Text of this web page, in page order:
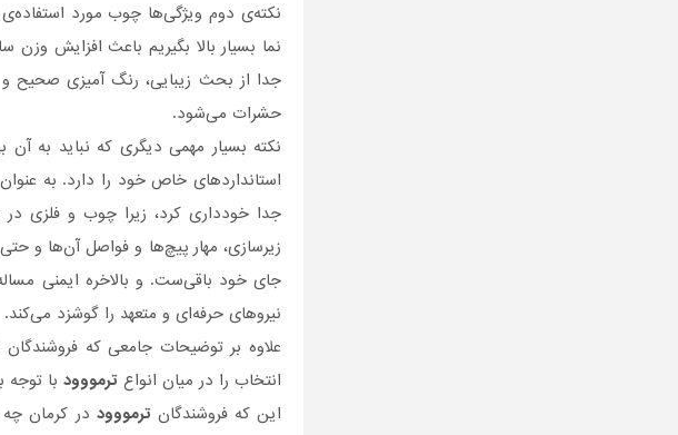
نکته‌ی دوم ویژگی‌ها چوب مورد
نما بسیار بالا بگیریم باعث افزایش
جدا از بحث زیبایی، رنگ آمیزی صحیح
حشرات می‌شود.
نکته بسیار مهمی دیگری که نباید
استانداردهای خاص خود را دارد. به
جدا خودداری کرد، زیرا چوب و فلزی
زیرسازی، مهار پیچ‌ها و فواصل آن‌ها و
جای خود باقی‌ست. و بالاخره ایمنی
نیروهای حرفه‌ای و متعهد را گوشزد می‌کند.
علاوه بر توضیحات جامعی که فروشندگان
انتخاب را در میان انواع ترمووود با توجه
این که فروشندگان ترمووود در کرمان